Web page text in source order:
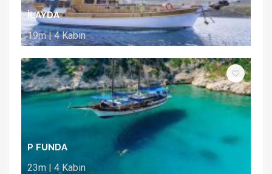
İLAYDA
19m | 4 Kabin
P FUNDA
23m | 4 Kabin